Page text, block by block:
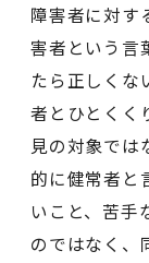
障害者に対す
害者という言
たら正しくな
者とひとくく
見の対象では
的に健常者と
いこと、苦手
のではなく、